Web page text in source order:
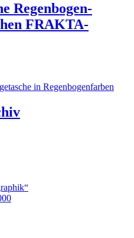
Regenbogen-
FRAKTA-